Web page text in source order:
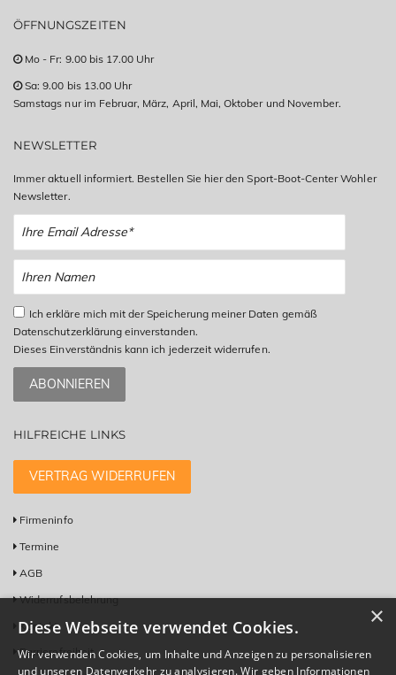
ÖFFNUNGSZEITEN
Mo - Fr: 9.00 bis 17.00 Uhr
Sa: 9.00 bis 13.00 Uhr
Samstags nur im Februar, März, April, Mai, Oktober und November.
NEWSLETTER
Immer aktuell informiert. Bestellen Sie hier den Sport-Boot-Center Wohler
Newsletter.
Ich erkläre mich mit der Speicherung meiner Daten gemäß
Datenschutzerklärung einverstanden.
Dieses Einverständnis kann ich jederzeit widerrufen.
ABONNIEREN
HILFREICHE LINKS
VERTRAG WIDERRUFEN
Firmeninfo
Termine
AGB
Widerrufsbelehrung
Kontakt
Barrierefreiheit
×
Diese Webseite verwendet Cookies.
Wir verwenden Cookies, um Inhalte und Anzeigen zu personalisieren
und unseren Datenverkehr zu analysieren. Wir geben Informationen